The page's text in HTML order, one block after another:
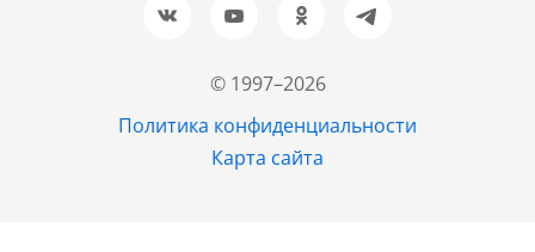
© 1997–2026
Политика конфиденциальности
Карта сайта
Новосибирск
+7 (843) 202-37-37